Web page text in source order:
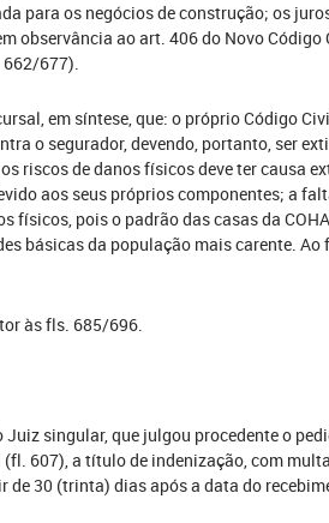
para os negócios de construção; os
observância ao art. 406 do Novo Código
662/677).
em síntese, que: o próprio Código
o segurador, devendo, portanto, ser
riscos de danos físicos deve ter causa
aos seus próprios componentes; a
físicos, pois o padrão das casas da
básicas da população mais carente. Ao
às fls. 685/696.
singular, que julgou procedente o
607), a título de indenização, com
30 (trinta) dias após a data do